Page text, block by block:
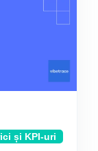
și KPI-uri